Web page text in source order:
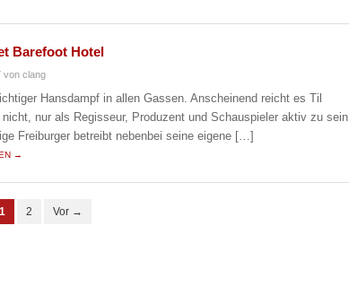
Barefoot Hotel
von clang
Hansdampf in allen Gassen. Anscheinend reicht es Til
nur als Regisseur, Produzent und Schauspieler aktiv zu sein.
Freiburger betreibt nebenbei seine eigene […]
→
1 2 Vor →